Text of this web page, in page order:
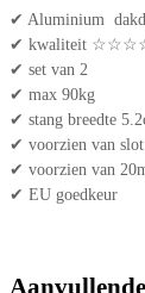
✔ Aluminium
✔ kwaliteit
✔ set van 2
✔ max 90kg
✔ stang breedte
✔ voorzien van slot
✔ voorzien van
✔ EU goedkeur